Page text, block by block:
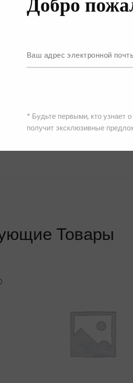
* Будьте первыми, кто узнает
получит эксклюзивные
в 2013 году. Дизайнерский дуэт
и футуристические, что
контраст и
Товары